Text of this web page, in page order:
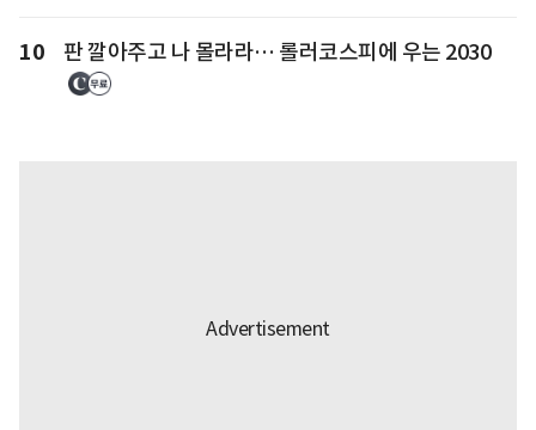
10 판 깔아주고 나 몰라라… 롤러코스피에 우는 2030